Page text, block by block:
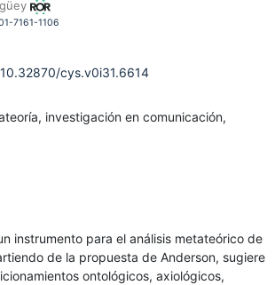
7161-1106
cys.v0i31.6614
investigación en comunicación,
instrumento para el análisis metateórico de
de la propuesta de Anderson, sugiere
ontológicos, axiológicos,